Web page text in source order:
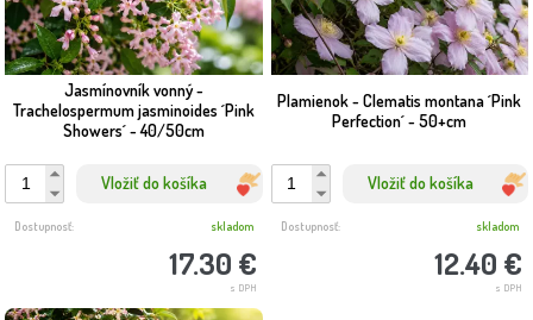
Jasmínovník vonný -
Trachelospermum jasminoides ´Pink
Showers´ - 40/50cm
Vložiť do košíka
17.30 €
s DPH
Dostupnosť: skladom
Plamienok - Clematis montana ´Pink
Perfection´ - 50+cm
Vložiť do košíka
12.40 €
s DPH
Dostupnosť: skladom